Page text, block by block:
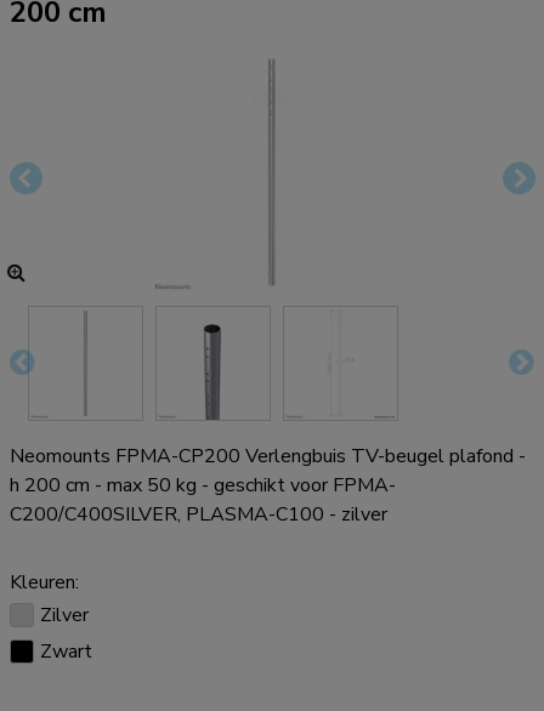
200 cm
Neomounts FPMA-CP200 Verlengbuis TV-beugel plafond -
h 200 cm - max 50 kg - geschikt voor FPMA-
C200/C400SILVER, PLASMA-C100 - zilver
Kleuren:
Zilver
Zwart